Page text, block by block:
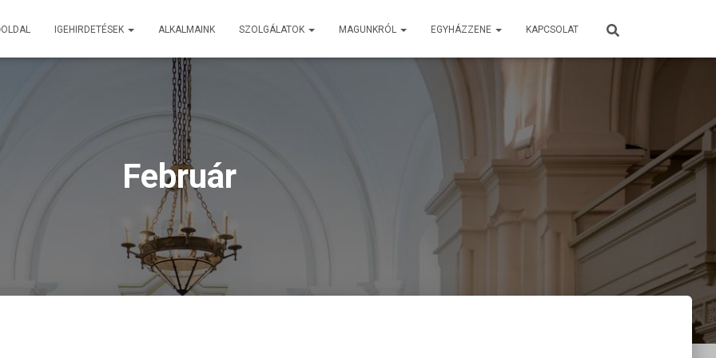
IGEHIRDETÉSEK ALKALMAINK SZOLGÁLATOK MAGUNKRÓL EGYHÁZZENE KAPCSOLAT
Február